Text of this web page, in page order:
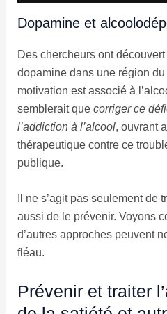
Dopamine et
Des chercheurs ont découvert
dopamine dans une région
motivation est associé à
semblerait que corriger ce
l’addiction à l’alcool, ouvrant
thérapeutique contre ce
publique.
Il ne s’agit pas seulement de
aussi de le prévenir. Voyons
d’autres approches peuvent
fléau.
Prévenir et traiter